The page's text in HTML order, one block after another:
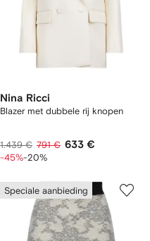
Nina Ricci
Blazer met dubbele rij knopen
1.439 € 791 € 633 €
-45%-20%
Speciale aanbieding